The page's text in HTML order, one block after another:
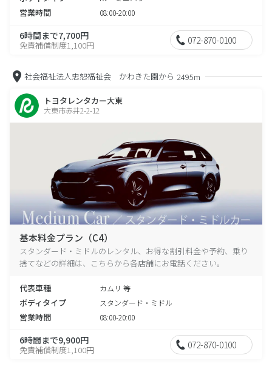
営業時間 08:00-20:00
6時間まで7,700円
免責補償制度1,100円 072-870-0100
社会福祉法人忠恕福祉会 かわきた園から 2495m
トヨタレンタカー大東
大東市赤井2-2-12
基本料金プラン（C4）
スタンダード・ミドルのレンタル、お得な割引料金や予約、乗り
捨てなどの詳細は、こちらから各店舗にお電話ください。
代表車種 カムリ 等
ボディタイプ スタンダード・ミドル
営業時間 08:00-20:00
6時間まで9,900円
免責補償制度1,100円 072-870-0100